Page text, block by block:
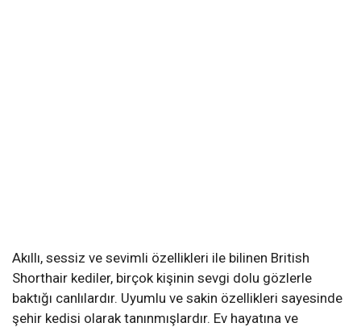
Akıllı, sessiz ve sevimli özellikleri ile bilinen British
Shorthair kediler, birçok kişinin sevgi dolu gözlerle
baktığı canlılardır. Uyumlu ve sakin özellikleri sayesinde
şehir kedisi olarak tanınmışlardır. Ev hayatına ve